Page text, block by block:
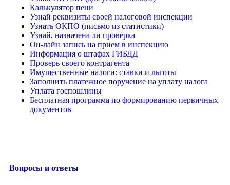
Калькулятор пени
Узнай реквизиты своей налоговой инспекции
Узнать ОКПО (письмо из статистики)
Узнай, назначена ли проверка
Он-лайн запись на прием в инспекцию
Информация о штафах ГИБДД
Проверь своего контрагента
Имущественные налоги: ставки и льготы
Заполнить платежное поручение на уплату налога
Уплата госпошлины
Бесплатная программа по формированию первичных
документов
Вопросы и ответы